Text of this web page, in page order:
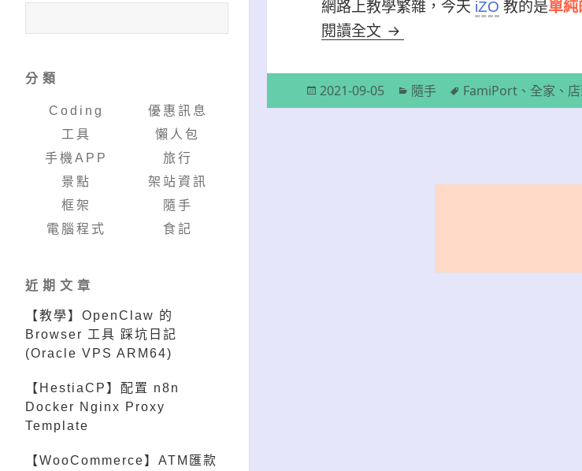
分類
Coding
優惠訊息
工具
懶人包
手機APP
旅行
景點
架站資訊
框架
隨手
電腦程式
食記
近期文章
【教學】OpenClaw 的
Browser 工具 踩坑日記
(Oracle VPS ARM64)
【HestiaCP】配置 n8n
Docker Nginx Proxy
Template
【WooCommerce】ATM匯款
網路上教學繁雜，今天 iZO 教的是單純
閱讀全文 【教學】全家店到店 又稱
發
佈
2021-09-05
分
類
隨手
標
籤
FamiPort 、 全家 、